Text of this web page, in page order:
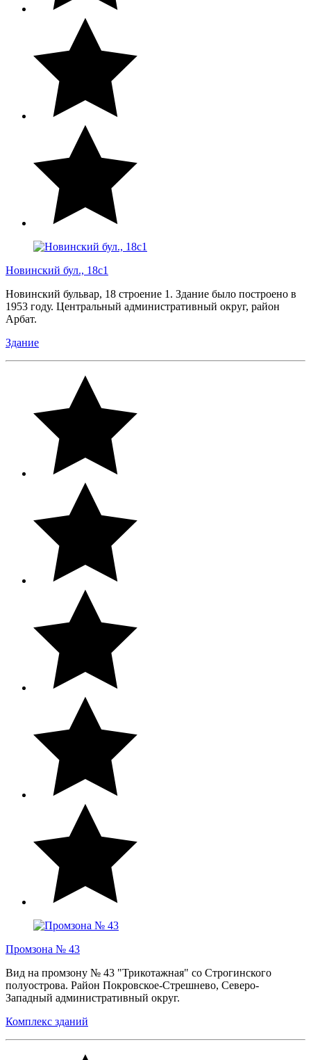
Новинский бул., 18с1
Новинский бульвар, 18 строение 1. Здание было построено в
1953 году. Центральный административный округ, район
Арбат.
Здание
Промзона № 43
Вид на промзону № 43 "Трикотажная" со Строгинского
полуострова. Район Покровское-Стрешнево, Северо-
Западный административный округ.
Комплекс зданий